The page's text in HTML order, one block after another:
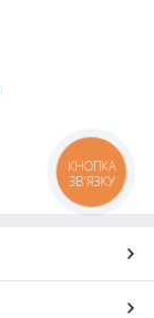
КНОПКА
ЗВ'ЯЗКУ